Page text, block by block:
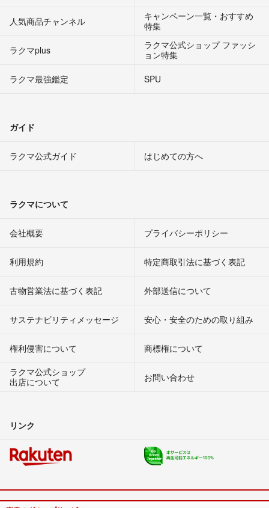
人気商品チャンネル
キャンペーン一覧・おすすめ
特集
ラクマplus
ラクマ公式ショップ ファッシ
ョン特集
ラクマ最強鑑定
SPU
ガイド
ラクマ公式ガイド はじめての方へ
ラクマについて
会社概要 プライバシーポリシー
利用規約 特定商取引法に基づく表記
古物営業法に基づく表記 外部送信について
サステナビリティメッセージ 安心・安全のための取り組み
権利侵害について
商標権について
ラクマ公式ショップ
出店について
お問い合わせ
リンク